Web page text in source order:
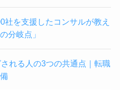
を支援したコンサルが教え
分岐点」
れる人の3つの共通点｜転職